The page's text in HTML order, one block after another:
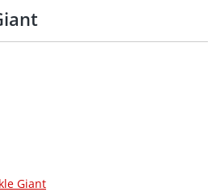
XL:50mm
BR-MT200, hydraulic
Giant